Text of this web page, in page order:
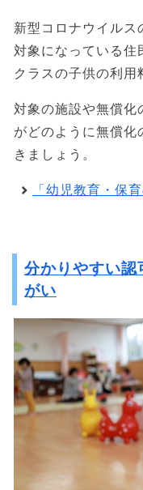
新型コロナウイルス
対象になっている住
クラスの子供の利用
対象の施設や無償化
がどのように無償化
きましょう。
「幼児教育・保
分かりやすい認
がい